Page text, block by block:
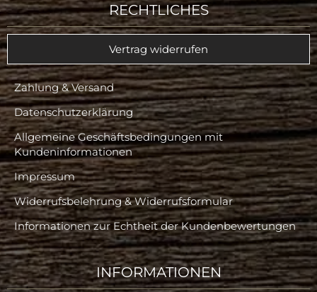
RECHTLICHES
Vertrag widerrufen
Zahlung & Versand
Datenschutzerklärung
Allgemeine Geschäftsbedingungen mit
Kundeninformationen
Impressum
Widerrufsbelehrung & Widerrufsformular
Informationen zur Echtheit der Kundenbewertungen
INFORMATIONEN